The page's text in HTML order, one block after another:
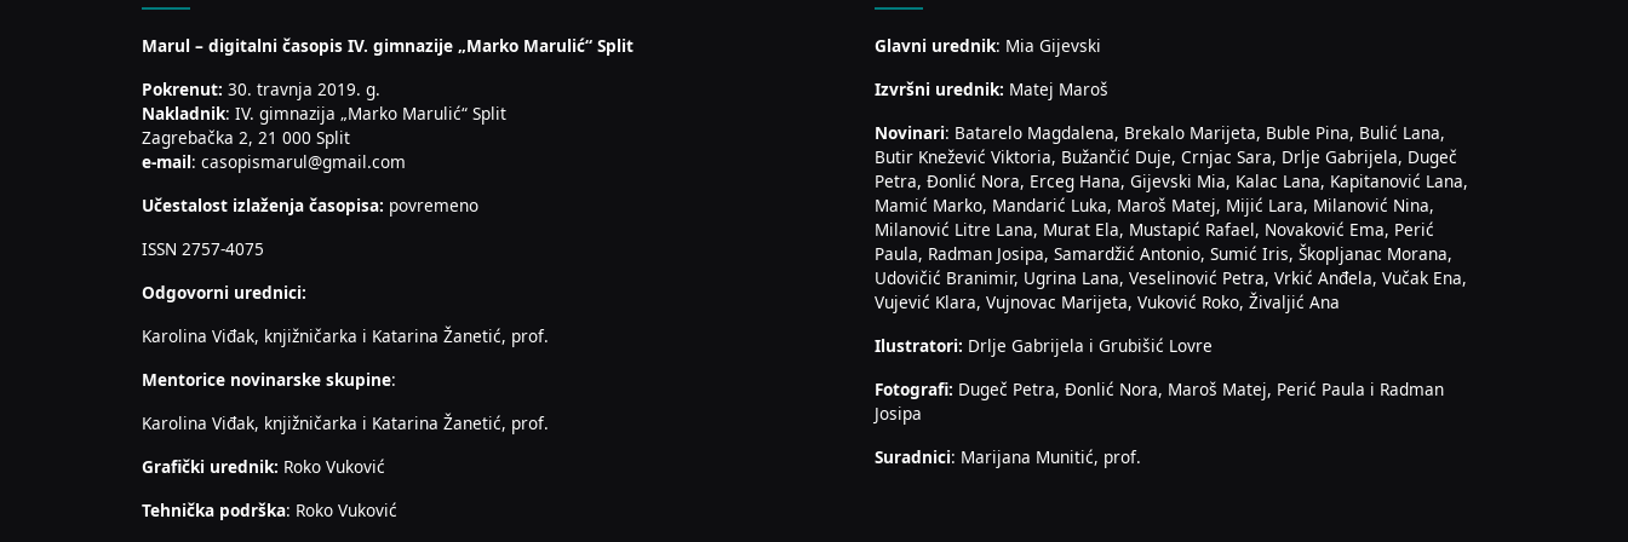
Marul – digitalni časopis IV. gimnazije „Marko Marulić“ Split
Pokrenut: 30. travnja 2019. g.
Nakladnik: IV. gimnazija „Marko Marulić“ Split
Zagrebačka 2, 21 000 Split
e-mail: casopismarul@gmail.com
Učestalost izlaženja časopisa: povremeno
ISSN 2757-4075
Odgovorni urednici:
Karolina Viđak, knjižničarka i Katarina Žanetić, prof.
Mentorice novinarske skupine:
Karolina Viđak, knjižničarka i Katarina Žanetić, prof.
Grafički urednik: Roko Vuković
Tehnička podrška: Roko Vuković
Glavni urednik: Mia Gijevski
Izvršni urednik: Matej Maroš
Novinari: Batarelo Magdalena, Brekalo Marijeta, Buble Pina, Bulić Lana,
Butir Knežević Viktoria, Bužančić Duje, Crnjac Sara, Drlje Gabrijela, Dugeč
Petra, Đonlić Nora, Erceg Hana, Gijevski Mia, Kalac Lana, Kapitanović Lana,
Mamić Marko, Mandarić Luka, Maroš Matej, Mijić Lara, Milanović Nina,
Milanović Litre Lana, Murat Ela, Mustapić Rafael, Novaković Ema, Perić
Paula, Radman Josipa, Samardžić Antonio, Sumić Iris, Škopljanac Morana,
Udovičić Branimir, Ugrina Lana, Veselinović Petra, Vrkić Anđela, Vučak Ena,
Vujević Klara, Vujnovac Marijeta, Vuković Roko, Živaljić Ana
Ilustratori: Drlje Gabrijela i Grubišić Lovre
Fotografi: Dugeč Petra, Đonlić Nora, Maroš Matej, Perić Paula i Radman
Josipa
Suradnici: Marijana Munitić, prof.